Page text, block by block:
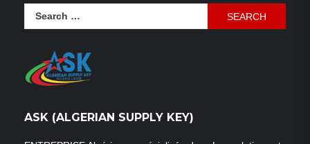
ASK (ALGERIAN SUPPLY KEY)